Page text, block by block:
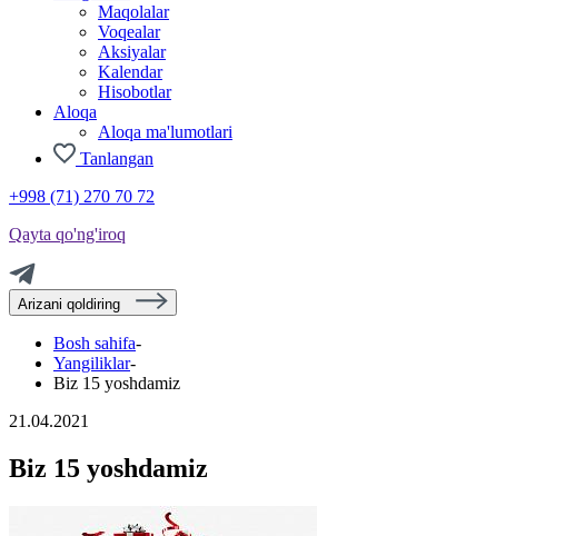
Maqolalar
Voqealar
Aksiyalar
Kalendar
Hisobotlar
Aloqa
Aloqa ma'lumotlari
Tanlangan
+998 (71) 270 70 72
Qayta qo'ng'iroq
Arizani qoldiring
Bosh sahifa-
Yangiliklar-
Biz 15 yoshdamiz
21.04.2021
Biz 15 yoshdamiz